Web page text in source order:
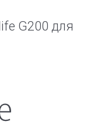
G200 для